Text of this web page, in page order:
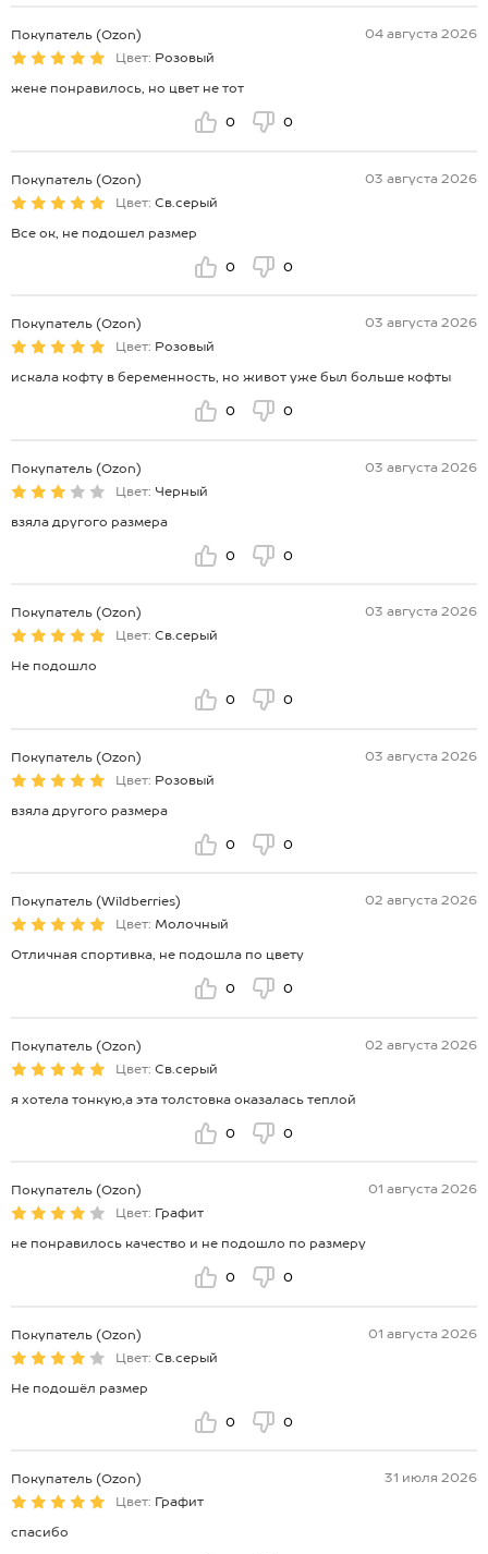
Покупатель (Ozon)
04 августа 2026
Цвет: Розовый
жене понравилось, но цвет не тот
0 0
Покупатель (Ozon)
03 августа 2026
Цвет: Св.серый
Все ок, не подошел размер
0 0
Покупатель (Ozon)
03 августа 2026
Цвет: Розовый
искала кофту в беременность, но живот уже был больше кофты
0 0
Покупатель (Ozon)
03 августа 2026
Цвет: Черный
взяла другого размера
0 0
Покупатель (Ozon)
03 августа 2026
Цвет: Св.серый
Не подошло
0 0
Покупатель (Ozon)
03 августа 2026
Цвет: Розовый
взяла другого размера
0 0
Покупатель (Wildberries)
02 августа 2026
Цвет: Молочный
Отличная спортивка, не подошла по цвету
0 0
Покупатель (Ozon)
02 августа 2026
Цвет: Св.серый
я хотела тонкую,а эта толстовка оказалась теплой
0 0
Покупатель (Ozon)
01 августа 2026
Цвет: Графит
не понравилось качество и не подошло по размеру
0 0
Покупатель (Ozon)
01 августа 2026
Цвет: Св.серый
Не подошёл размер
0 0
Покупатель (Ozon)
31 июля 2026
Цвет: Графит
спасибо